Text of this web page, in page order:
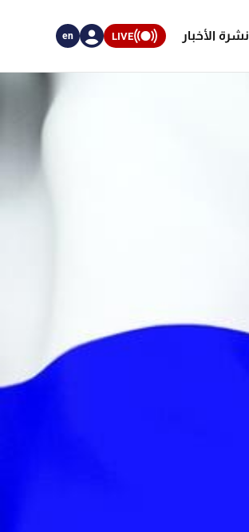
نشرة الأخبار LIVE
en